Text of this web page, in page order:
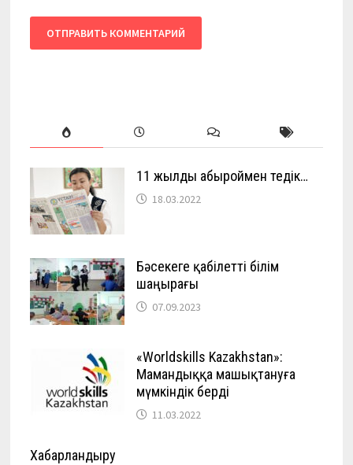
11 жылды абыроймен өтедік…
18.03.2022
Бәсекеге қабілетті білім
шаңырағы
07.09.2023
«Worldskills Kazakhstan»:
Мамандыққа машықтануға
мүмкіндік берді
11.03.2022
Хабарландыру